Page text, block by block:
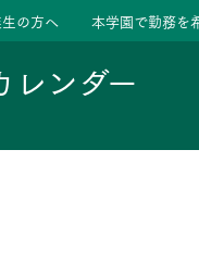
の方へ 本学園で勤務を
レンダー